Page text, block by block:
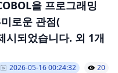
을 프로그래밍
로운 관점(
되었습니다. 외 1개
2026-05-16 00:24:32 20